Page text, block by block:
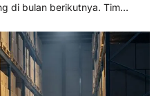
di bulan berikutnya. Tim…